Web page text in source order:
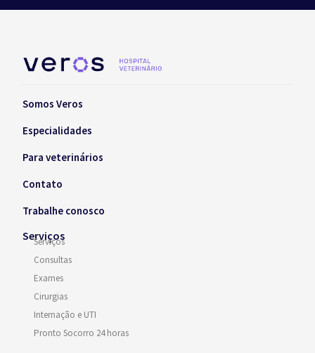
Somos Veros
Especialidades
Para veterinários
Contato
Trabalhe conosco
Serviços
Serviços
Consultas
Exames
Cirurgias
Internação e UTI
Pronto Socorro 24 horas